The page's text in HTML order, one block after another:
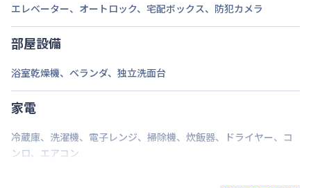
エレベーター、 オートロック、 宅配ボックス、 防犯カメラ
部屋設備
浴室乾燥機、 ベランダ、 独立洗面台
家電
冷蔵庫、 洗濯機、 電子レンジ、 掃除機、 炊飯器、 ドライヤー、 コ
ンロ、 エアコン